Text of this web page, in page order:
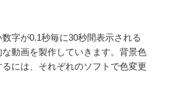
字が0.1秒毎に30秒間表示される
動画を製作していきます。背景色
には、それぞれのソフトで色変更